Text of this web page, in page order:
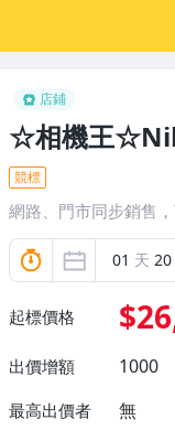
店鋪
☆相機王
競標
網路、門市同步銷售
01 天 20
起標價格
出價增額 1000
最高出價者 無